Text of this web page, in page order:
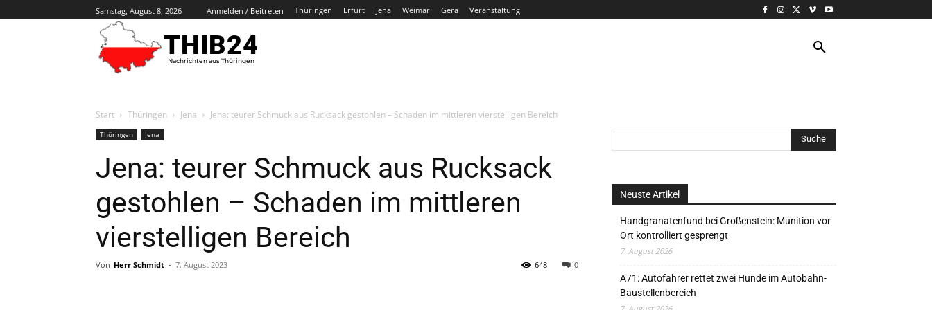
Samstag, August 8, 2026 Anmelden / Beitreten Thüringen Erfurt Jena Weimar Gera Veranstaltung
THIB24
Nachrichten aus Thüringen
Start Thüringen Jena Jena: teurer Schmuck aus Rucksack gestohlen – Schaden im mittleren vierstelligen Bereich
Thüringen Jena
Jena: teurer Schmuck aus Rucksack
gestohlen – Schaden im mittleren
vierstelligen Bereich
Von Herr Schmidt - 7. August 2023 0
648
Neuste Artikel
Handgranatenfund bei Großenstein: Munition vor
Ort kontrolliert gesprengt
7. August 2026
A71: Autofahrer rettet zwei Hunde im Autobahn-
Baustellenbereich